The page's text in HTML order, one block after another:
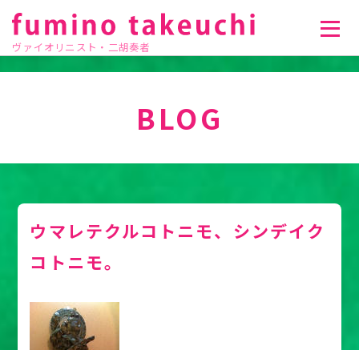
ヴァイオリニスト・二胡奏者
BLOG
ウマレテクルコトニモ、シンデイク
コトニモ。